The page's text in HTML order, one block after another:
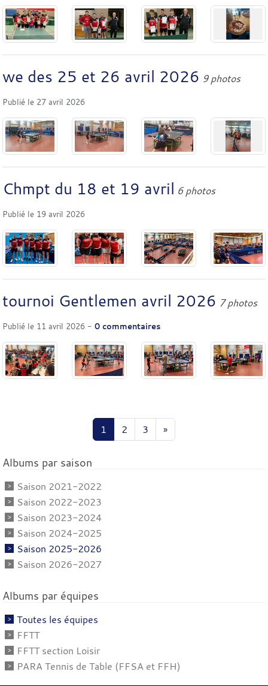
we des 25 et 26 avril 2026 9 photos
Publié le 27 avril 2026
Chmpt du 18 et 19 avril 6 photos
Publié le 19 avril 2026
tournoi Gentlemen avril 2026 7 photos
Publié le 11 avril 2026 - 0 commentaires
1 2 3 »
Albums par saison
Saison 2021-2022
Saison 2022-2023
Saison 2023-2024
Saison 2024-2025
Saison 2025-2026
Saison 2026-2027
Albums par équipes
Toutes les équipes
FFTT
FFTT section Loisir
PARA Tennis de Table (FFSA et FFH)